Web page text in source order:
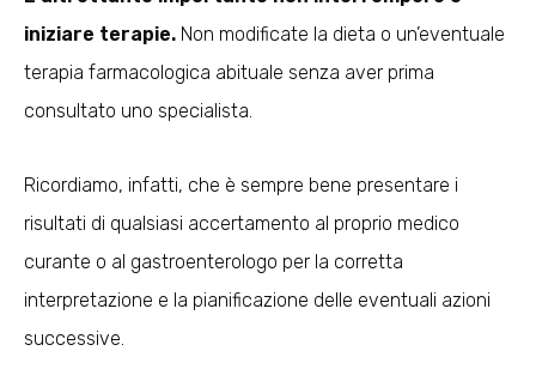
iniziare terapie. Non modificate la dieta o un’eventuale
terapia farmacologica abituale senza aver prima
consultato uno specialista.
Ricordiamo, infatti, che è sempre bene presentare i
risultati di qualsiasi accertamento al proprio medico
curante o al gastroenterologo per la corretta
interpretazione e la pianificazione delle eventuali azioni
successive.